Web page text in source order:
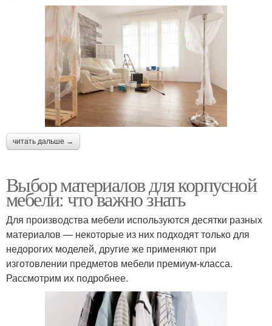
читать дальше →
Выбор материалов для корпусной
мебели: что важно знать
Для производства мебели используются десятки разных
материалов — некоторые из них подходят только для
недорогих моделей, другие же применяют при
изготовлении предметов мебели премиум-класса.
Рассмотрим их подробнее.